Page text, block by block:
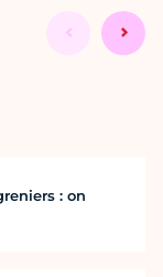
: on